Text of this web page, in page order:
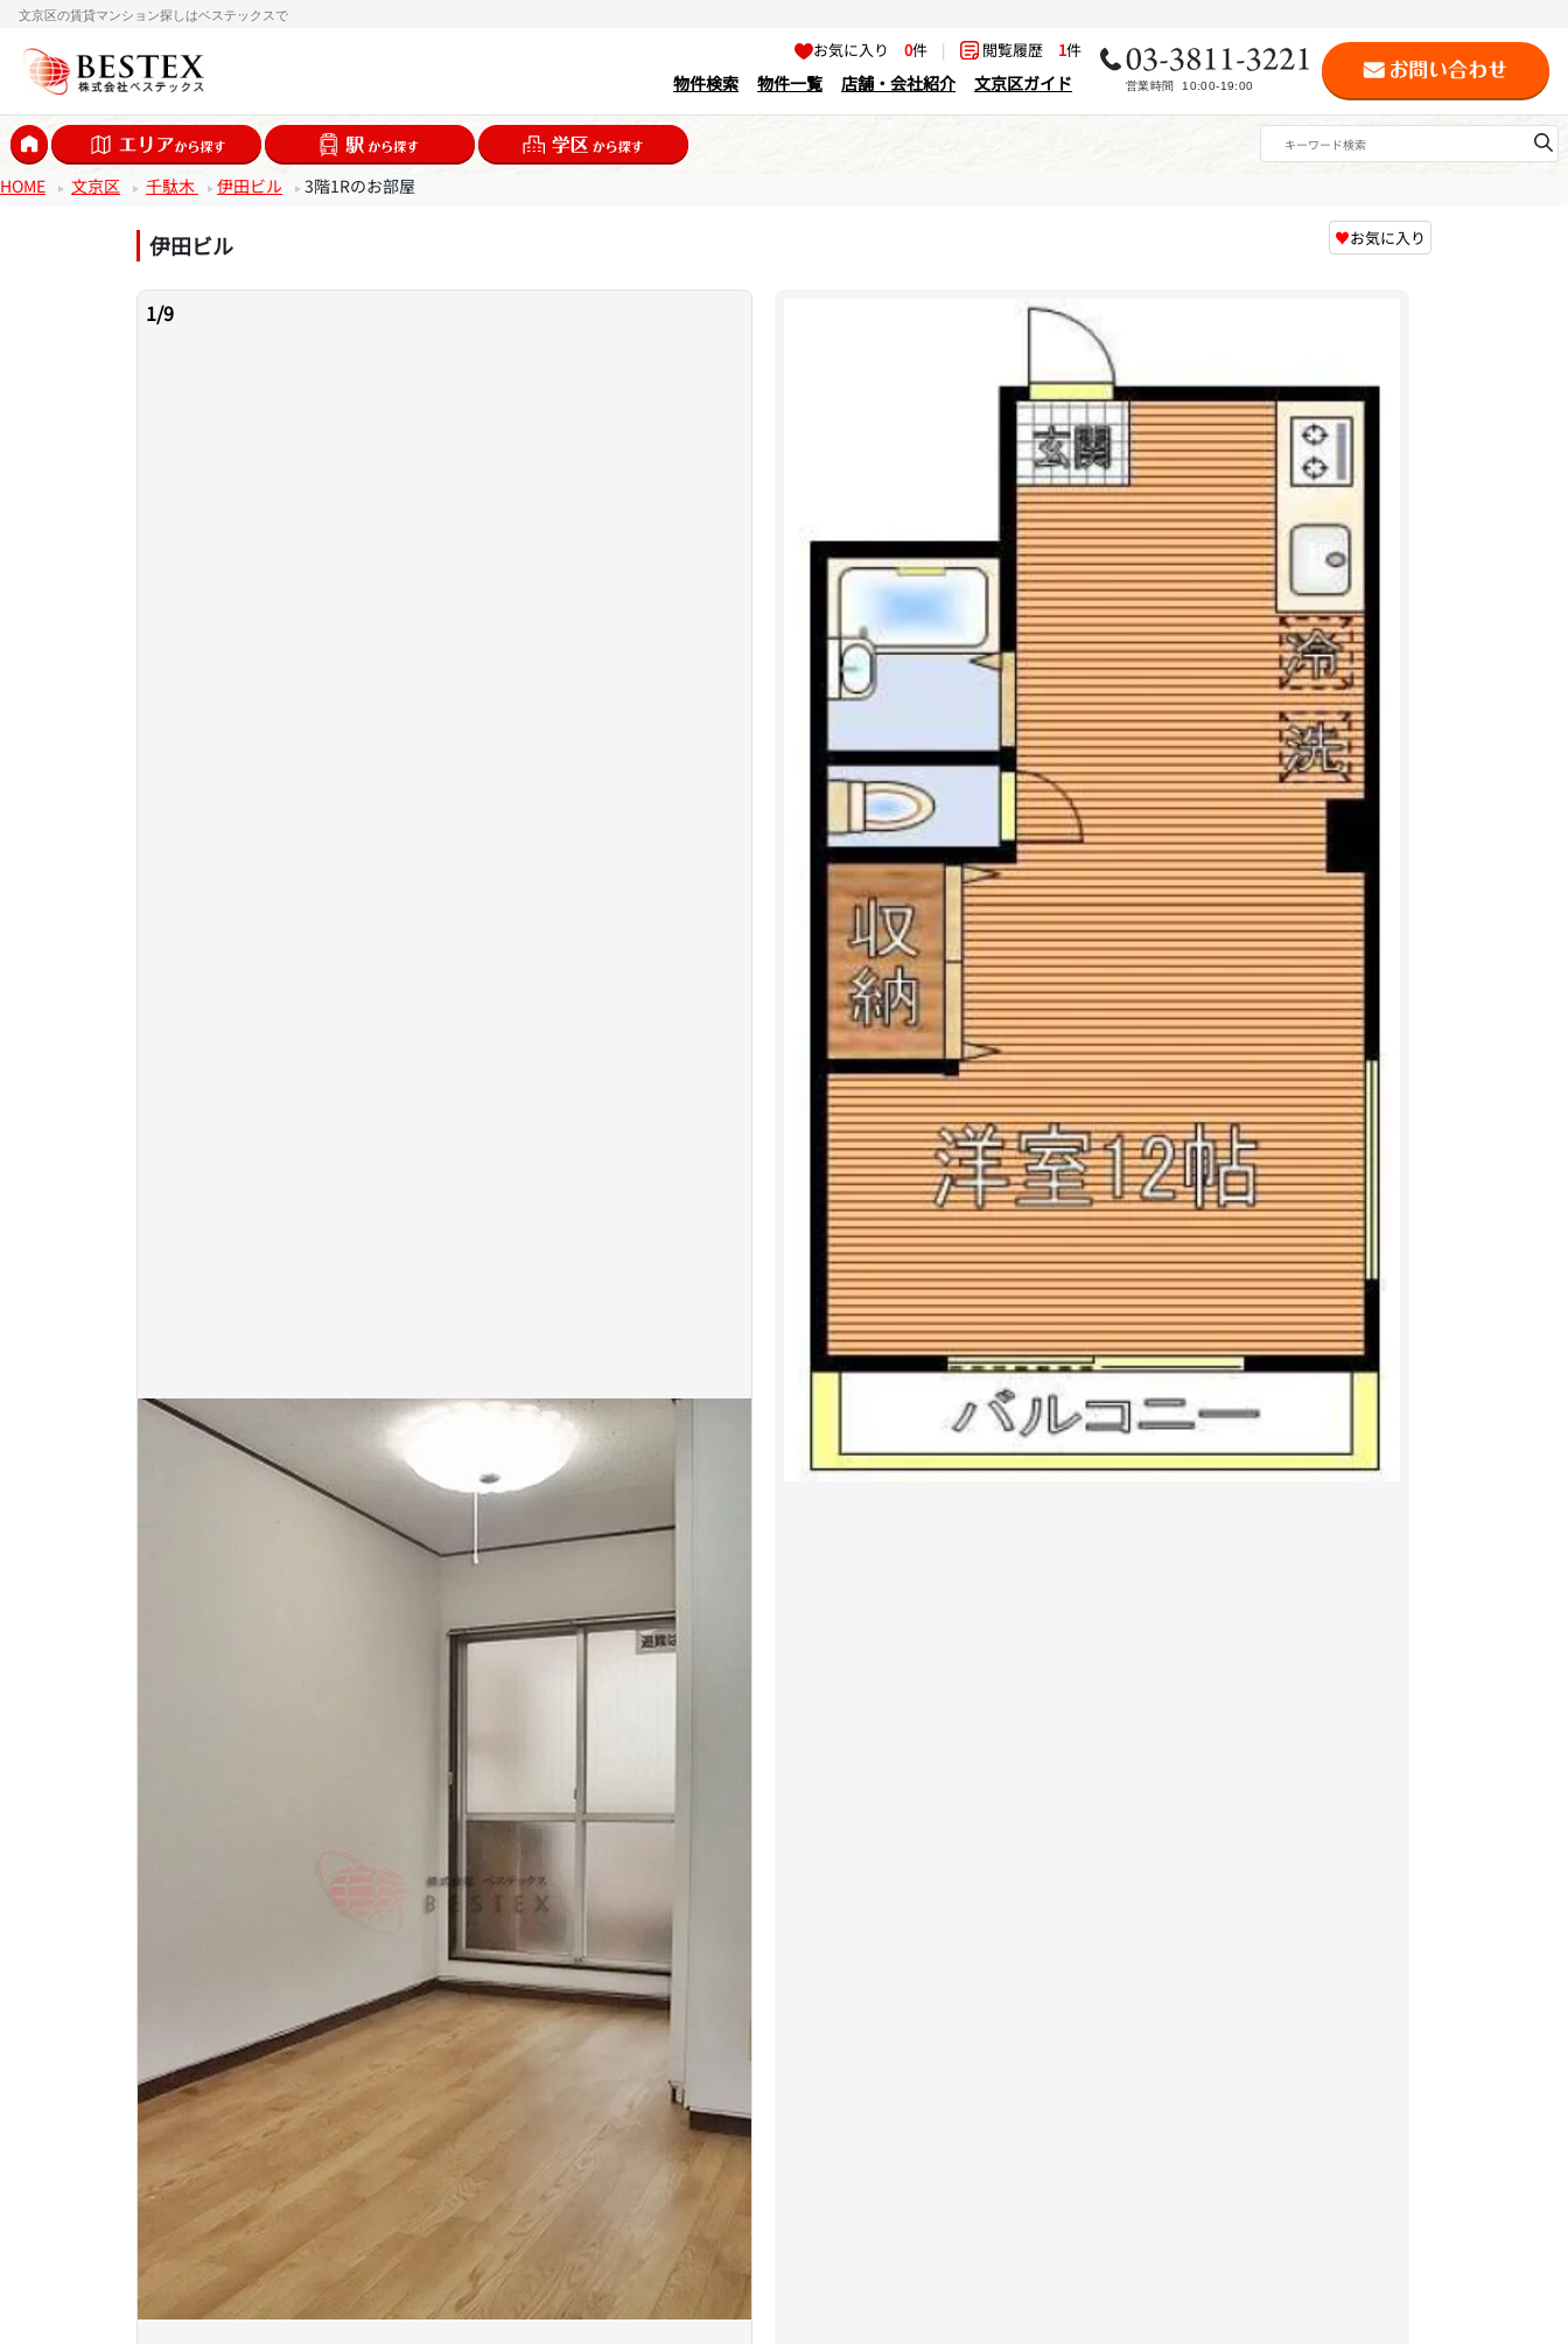
文京区の賃貸マンション探しはベステックスで
お気に入り0件 | 閲覧履歴 1件
物件検索 物件一覧 店舗・会社紹介 文京区ガイド
HOME 文京区 千駄木 伊田ビル 3階1Rのお部屋
伊田ビル ♥お気に入り
1/9